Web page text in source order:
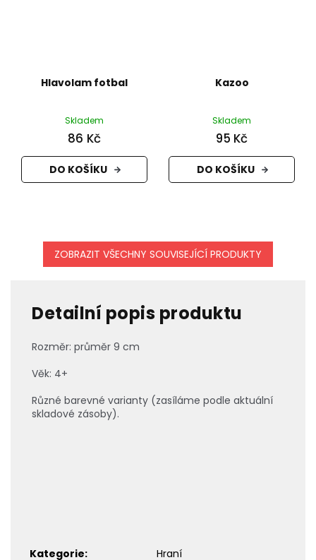
Hlavolam fotbal
Skladem
86 Kč
DO KOŠÍKU
Kazoo
Skladem
95 Kč
DO KOŠÍKU
ZOBRAZIT VŠECHNY SOUVISEJÍCÍ PRODUKTY
Detailní popis produktu
Rozměr: průměr 9 cm
Věk: 4+
Různé barevné varianty (zasíláme podle aktuální
skladové zásoby).
Kategorie: Hraní